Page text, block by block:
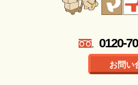
0120-
お問い